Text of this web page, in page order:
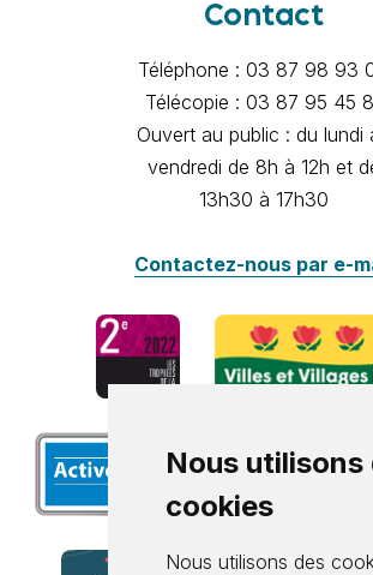
Nous utilisons
cookies
Nous utilisons des
Contact
Téléphone : 03 87 98 93
Télécopie : 03 87 95 45
Ouvert au public : du lundi
vendredi de 8h à 12h et
13h30 à 17h30
Contactez-nous par e-